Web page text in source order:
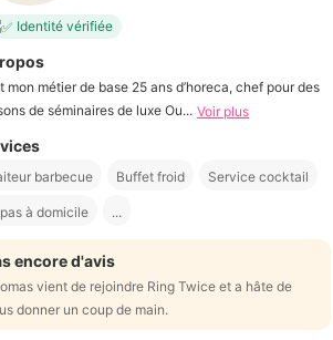
Identité vérifiée
mon métier de base 25 ans d’horeca, chef pour des
de séminaires de luxe Ou... Voir plus
barbecue Buffet froid Service cocktail
à domicile ...
encore d'avis
vient de rejoindre Ring Twice et a hâte de
donner un coup de main.